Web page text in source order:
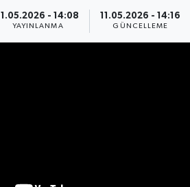
11.05.2026 - 14:08
YAYINLANMA
11.05.2026 - 14:16
GÜNCELLEME